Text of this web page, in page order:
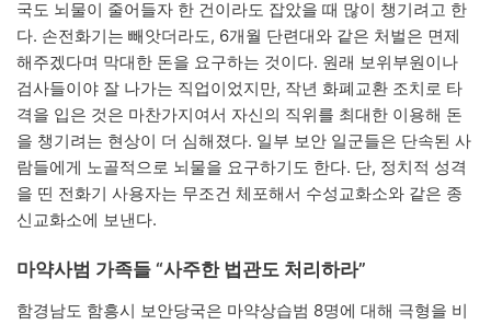
국도 뇌물이 줄어들자 한 건이라도 잡았을 때 많이 챙기려고 한
다. 손전화기는 빼앗더라도, 6개월 단련대와 같은 처벌은 면제
해주겠다며 막대한 돈을 요구하는 것이다. 원래 보위부원이나
검사들이야 잘 나가는 직업이었지만, 작년 화폐교환 조치로 타
격을 입은 것은 마찬가지여서 자신의 직위를 최대한 이용해 돈
을 챙기려는 현상이 더 심해졌다. 일부 보안 일군들은 단속된 사
람들에게 노골적으로 뇌물을 요구하기도 한다. 단, 정치적 성격
을 띤 전화기 사용자는 무조건 체포해서 수성교화소와 같은 종
신교화소에 보낸다.
마약사범 가족들 “사주한 법관도 처리하라”
함경남도 함흥시 보안당국은 마약상습범 8명에 대해 극형을 비